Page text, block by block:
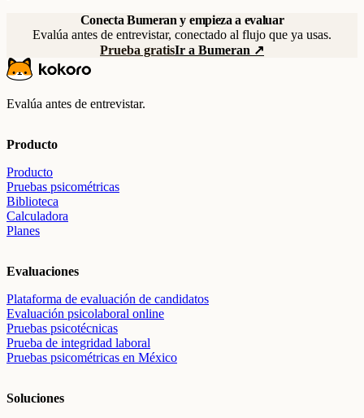
Conecta Bumeran y empieza a evaluar
Evalúa antes de entrevistar, conectado al flujo que ya usas.
Prueba gratisIr a Bumeran ↗
Evalúa antes de entrevistar.
Producto
Producto
Pruebas psicométricas
Biblioteca
Calculadora
Planes
Evaluaciones
Plataforma de evaluación de candidatos
Evaluación psicolaboral online
Pruebas psicotécnicas
Prueba de integridad laboral
Pruebas psicométricas en México
Soluciones